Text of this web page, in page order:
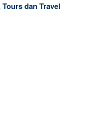
dan Travel